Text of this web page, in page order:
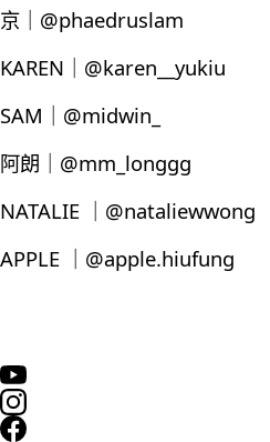
京｜@phaedruslam
KAREN｜@karen__yukiu
SAM｜@midwin_
阿朗｜@mm_longgg
NATALIE ｜@nataliewwong
APPLE ｜@apple.hiufung